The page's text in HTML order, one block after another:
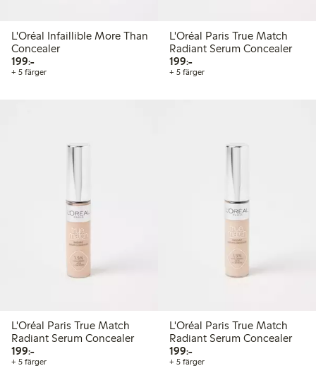
L'Oréal Infaillible More Than
Concealer
199:-199,00 kr
+ 5 färger
L'Oréal Paris True Match
Radiant Serum Concealer
199:-199,00 kr
+ 5 färger
L'Oréal Paris True Match
Radiant Serum Concealer
199:-199,00 kr
+ 5 färger
L'Oréal Paris True Match
Radiant Serum Concealer
199:-199,00 kr
+ 5 färger